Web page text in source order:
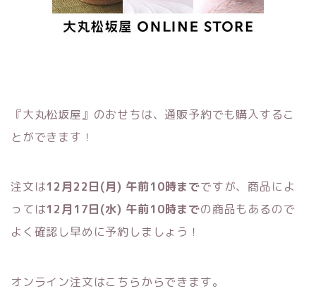
『大丸松坂屋』のおせちは、通販予約でも購入するこ
とができます！
注文は12月22日(月) 午前10時までですが、商品によ
っては12月17日(水) 午前10時までの商品もあるので
よく確認し早めに予約しましょう！
オンライン注文はこちらからできます。